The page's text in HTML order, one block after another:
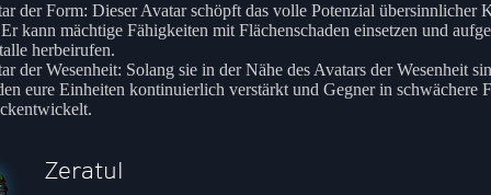
der Form: Dieser Avatar schöpft das volle Potenzial übersinnlicher
kann mächtige Fähigkeiten mit Flächenschaden einsetzen und
herbeirufen.
der Wesenheit: Solang sie in der Nähe des Avatars der Wesenheit
eure Einheiten kontinuierlich verstärkt und Gegner in schwächere
Zeratul